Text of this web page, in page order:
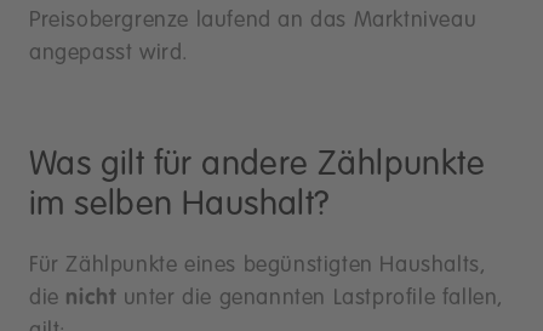
Preisobergrenze laufend an das Marktniveau
angepasst wird.
Was gilt für andere Zählpunkte
im selben Haushalt?
Für Zählpunkte eines begünstigten Haushalts,
die nichtunter die genannten Lastprofile fallen,